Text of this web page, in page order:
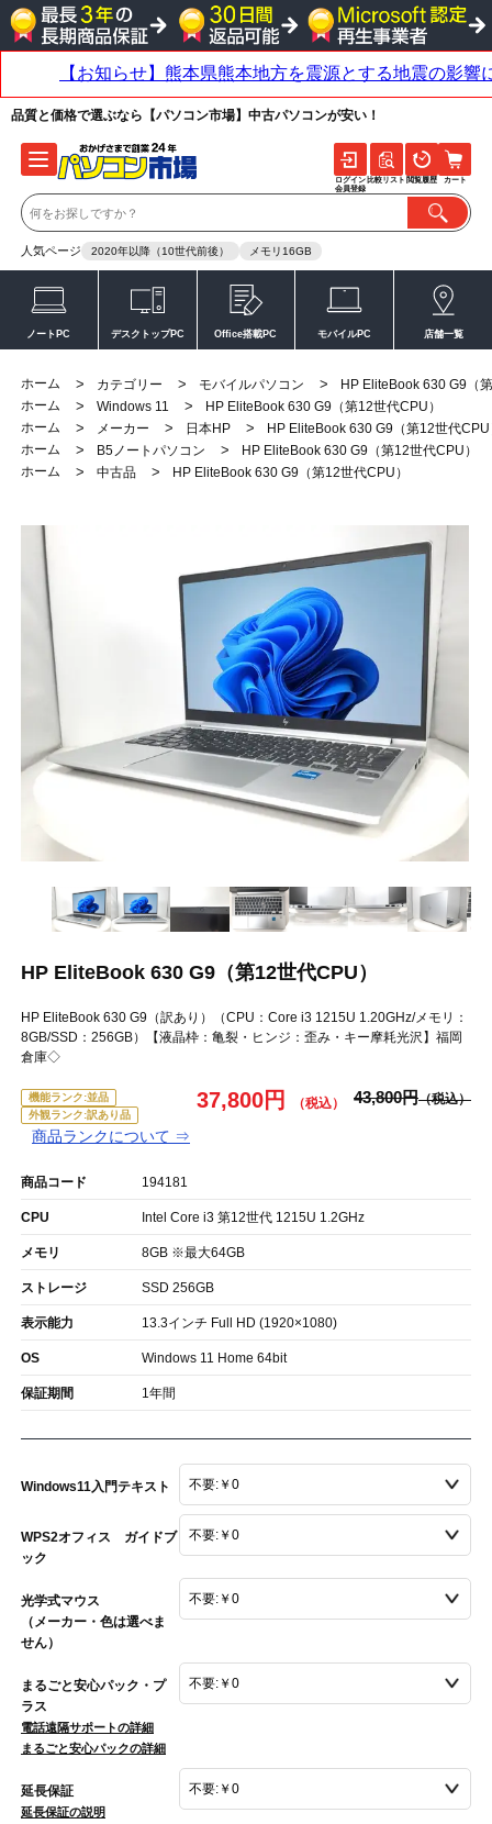
品質と価格で選ぶなら【パソコン市場】中古パソコンが安い！
人気ページ 2020年以降（10世代前後） メモリ16GB
ログイン
会員登録
比較リスト 閲覧履歴 カート
ノートPC デスクトップPC Office搭載PC モバイルPC 店舗一覧
ホーム > カテゴリー > モバイルパソコン >
HP EliteBook 630 G9（
ホーム
> Windows 11 >
HP EliteBook 630 G9（第12世代CPU）
ホーム
> メーカー > 日本HP >
HP EliteBook 630 G9（第12世代
ホーム
> B5ノートパソコン >
HP EliteBook 630 G9（第12世代CPU）
ホーム
> 中古品 > HP EliteBook 630 G9（第12世代CPU）
HP EliteBook 630 G9（第12世代CPU）
HP EliteBook 630 G9（訳あり）（CPU：Core i3 1215U 1.20GHz/メモリ：
8GB/SSD：256GB）【液晶枠：亀裂・ヒンジ：歪み・キー摩耗光沢】福岡
倉庫◇
機能ランク:並品
外観ランク:訳あり品
商品ランクについて ⇒
37,800円 43,800円
商品コード 194181
CPU Intel Core i3 第12世代 1215U 1.2GHz
メモリ 8GB ※最大64GB
ストレージ SSD 256GB
表示能力 13.3インチ Full HD (1920×1080)
OS Windows 11 Home 64bit
保証期間 1年間
Windows11入門テキスト
WPS2オフィス ガイドブ
ック
光学式マウス
（メーカー・色は選べま
せん）
まるごと安心パック・プ
ラス
電話遠隔サポートの詳細
まるごと安心パックの詳細
延長保証
延長保証の説明